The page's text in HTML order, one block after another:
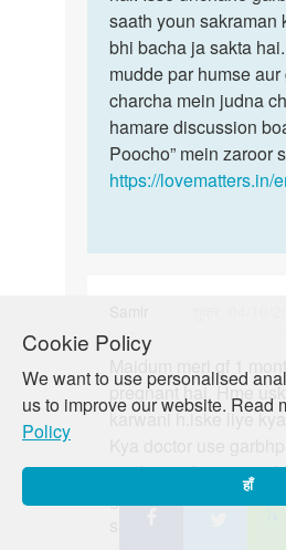
Cookie Policy
We want to use personalised
us to improve our website. Read
Policy
हाँ
saath youn sakraman
bhi bacha ja sakta
mudde par humse aur
charcha mein judna
hamare discussion
Poocho” mein zaroor
https://lovematters.in/
पर्मालिंक
month
Maidum meri gf 1
pregnant hai. Hme
karwani h.iske liye
medicine denge
garbhpat ho jata h.